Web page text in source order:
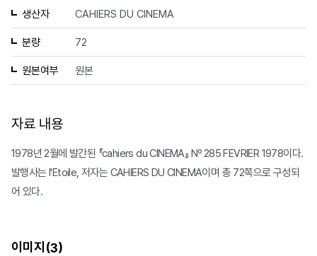
생산자 CAHIERS DU CINEMA
분량 72
원본여부 원본
자료 내용
1978년 2월에 발간된 『cahiers du CINEMA』 Nº 285 FEVRIER 1978이다.
발행사는 l'Etoile, 저자는 CAHIERS DU CINEMA이며 총 72쪽으로 구성되
어 있다.
이미지(3)